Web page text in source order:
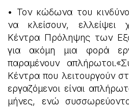
• Τον κώδωνα του
να κλείσουν, ελλείψει
Κέντρα Πρόληψης των
για ακόμη μια φορά
παραμένουν
Κέντρα που λειτουργούν
εργαζόμενοι είναι
μήνες, ενώ